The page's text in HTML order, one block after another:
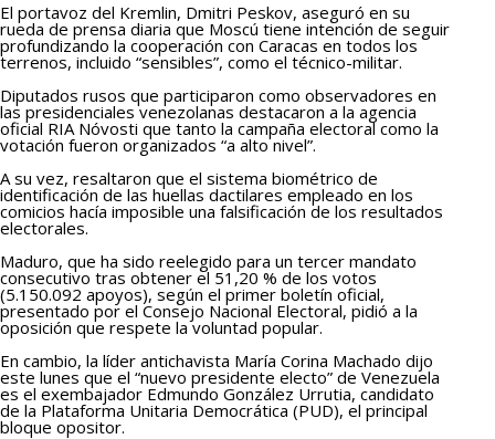
El portavoz del Kremlin, Dmitri Peskov, aseguró en su
rueda de prensa diaria que Moscú tiene intención de seguir
profundizando la cooperación con Caracas en todos los
terrenos, incluido “sensibles”, como el técnico-militar.
Diputados rusos que participaron como observadores en
las presidenciales venezolanas destacaron a la agencia
oficial RIA Nóvosti que tanto la campaña electoral como la
votación fueron organizados “a alto nivel”.
A su vez, resaltaron que el sistema biométrico de
identificación de las huellas dactilares empleado en los
comicios hacía imposible una falsificación de los resultados
electorales.
Maduro, que ha sido reelegido para un tercer mandato
consecutivo tras obtener el 51,20 % de los votos
(5.150.092 apoyos), según el primer boletín oficial,
presentado por el Consejo Nacional Electoral, pidió a la
oposición que respete la voluntad popular.
En cambio, la líder antichavista María Corina Machado dijo
este lunes que el “nuevo presidente electo” de Venezuela
es el exembajador Edmundo González Urrutia, candidato
de la Plataforma Unitaria Democrática (PUD), el principal
bloque opositor.